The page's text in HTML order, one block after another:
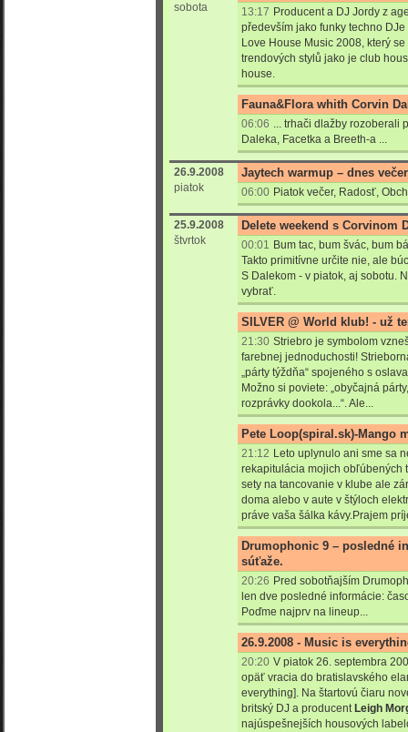
sobota
13:17 Producent a DJ Jordy z
především jako funky techno
Love House Music 2008, který
trendových stylů jako je club
house.
Fauna&Flora whith Corvin
06:06 ... trhači dlažby rozoberali
Daleka, Facetka a Breeth-a ...
26.9.2008
piatok
Jaytech warmup – dnes
06:00 Piatok večer, Radosť,
25.9.2008
štvrtok
Delete weekend s Corvinom
00:01 Bum tac, bum švác, bum
Takto primitívne určite nie, ale
S Dalekom - v piatok, aj sobotu.
vybrať.
SILVER @ World klub! - už
21:30 Striebro je symbolom
farebnej jednoduchosti!
„párty týždňa“ spojeného s
Možno si poviete: „obyčajná
rozprávky dookola...“. Ale...
Pete Loop(spiral.sk)-Mango
21:12 Leto uplynulo ani sme sa
rekapitulácia mojich obľúbených
sety na tancovanie v klube ale
doma alebo v aute v štýloch
práve vaša šálka kávy.Prajem
Drumophonic 9 – posledné
súťaže.
20:26 Pred sobotňajším
len dve posledné informácie:
Poďme najprv na lineup...
26.9.2008 - Music is
20:20 V piatok 26. septembra
opäť vracia do bratislavského
everything]. Na štartovú čiaru
britský DJ a producent Leigh
najúspešnejších housových